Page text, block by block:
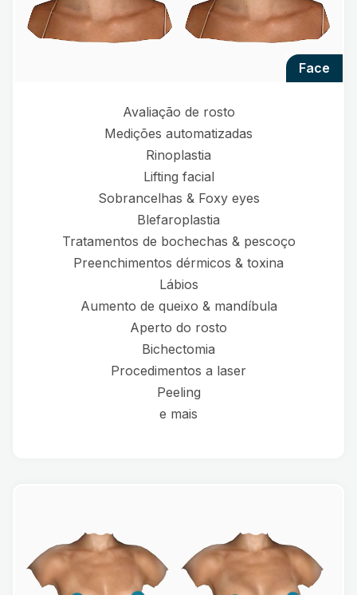
face
Avaliação de rosto
Medições automatizadas
Rinoplastia
Lifting facial
Sobrancelhas & Foxy eyes
Blefaroplastia
Tratamentos de bochechas & pescoço
Preenchimentos dérmicos & toxina
Lábios
Aumento de queixo & mandíbula
Aperto do rosto
Bichectomia
Procedimentos a laser
Peeling
e mais